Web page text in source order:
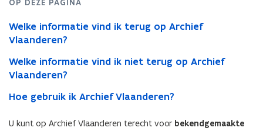
OP DEZE PAGINA
Welke informatie vind ik terug op Archief
Vlaanderen?
Welke informatie vind ik niet terug op Archief
Vlaanderen?
​​​​​​​Hoe gebruik ik Archief Vlaanderen?
U kunt op Archief Vlaanderen terecht voor bekendgemaakte